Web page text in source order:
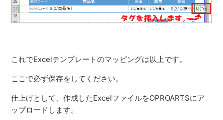
これでExcelテンプレートのマッピングは以上です。
ここで必ず保存をしてください。
仕上げとして、作成したExcelファイルをOPROARTSにア
ップロードします。